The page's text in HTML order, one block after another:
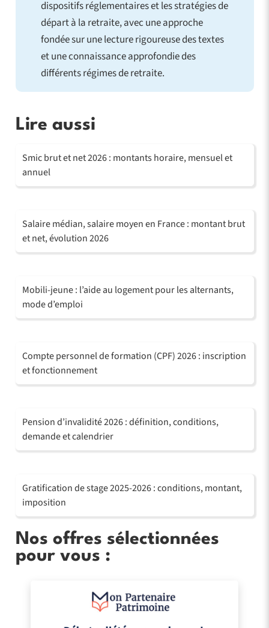
dispositifs réglementaires et les stratégies de
départ à la retraite, avec une approche
fondée sur une lecture rigoureuse des textes
et une connaissance approfondie des
différents régimes de retraite.
Lire aussi
Smic brut et net 2026 : montants horaire, mensuel et
annuel
Salaire médian, salaire moyen en France : montant brut
et net, évolution 2026
Mobili-jeune : l’aide au logement pour les alternants,
mode d’emploi
Compte personnel de formation (CPF) 2026 : inscription
et fonctionnement
Pension d’invalidité 2026 : définition, conditions,
demande et calendrier
Gratification de stage 2025-2026 : conditions, montant,
imposition
Nos offres sélectionnées
pour vous :